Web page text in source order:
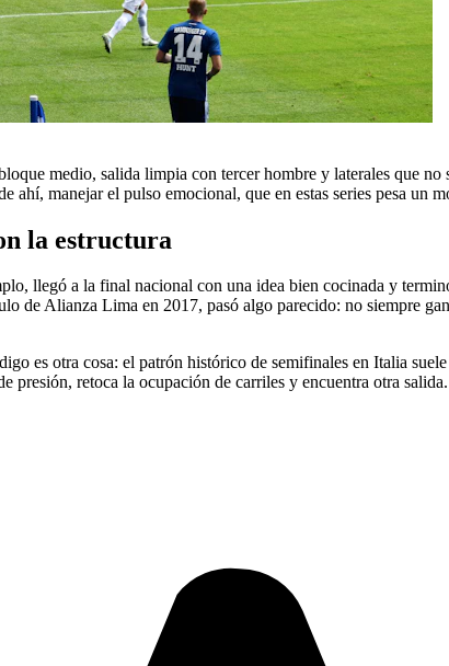
medio, salida limpia con tercer hombre y laterales que
manejar el pulso emocional, que en estas series pesa un
la estructura
llegó a la final nacional con una idea bien cocinada y
de Alianza Lima en 2017, pasó algo parecido: no siempre
es otra cosa: el patrón histórico de semifinales en Italia
retoca la ocupación de carriles y encuentra otra